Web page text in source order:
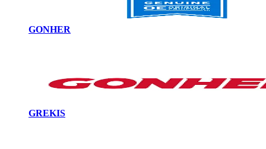
GONHER
GREKIS